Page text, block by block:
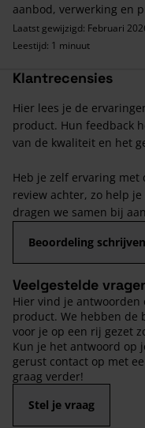
aanbod, verwerking en
Laatst gewijzigd: Februari
Leestijd: 1 minuut
Klantrecensies
Hier lees je de
product. Hun feedback
van de kwaliteit en het
Heb je zelf ervaring met
review achter, zo help
dragen we samen bij
Beoordeling schrijven
Veelgestelde
Hier vind je antwoorden
product. We hebben de
voor je op een rij gezet
Kun je het antwoord op
gerust contact op met
graag verder!
Stel je vraag